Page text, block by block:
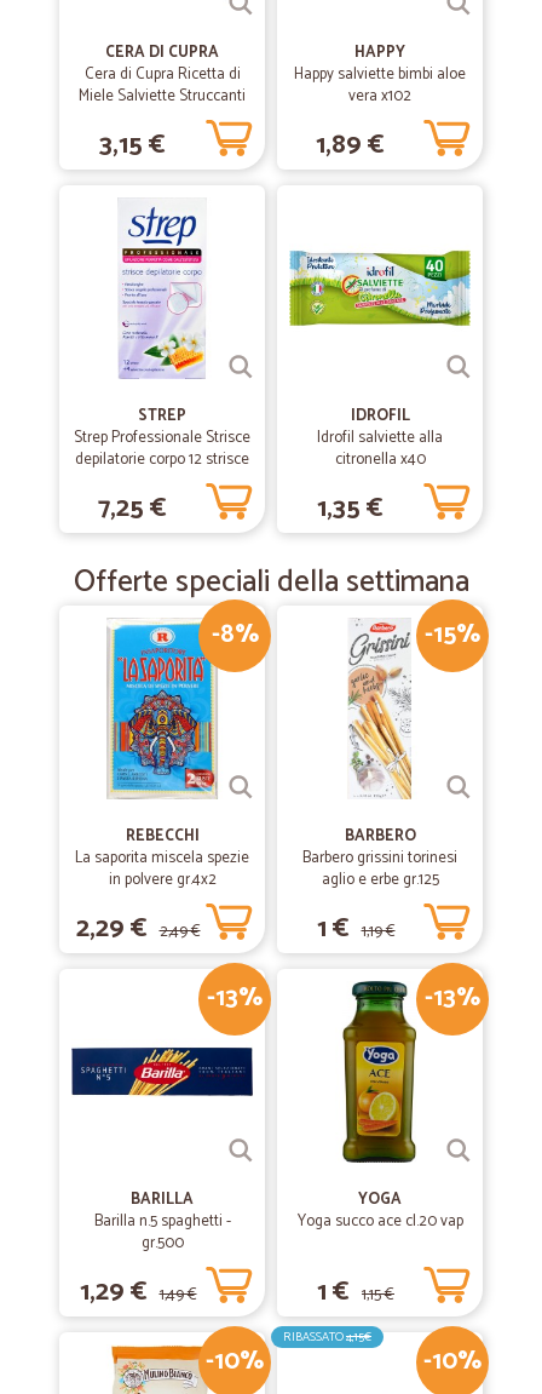
CERA DI CUPRA
Cera di Cupra Ricetta di
Miele Salviette Struccanti
Viso e Occhi 20 pz.
3,15 €
HAPPY
Happy salviette bimbi aloe
vera x102
1,89 €
STREP
Strep Professionale Strisce
depilatorie corpo 12 strisce
+ 4 salviettine post-
epilazione
7,25 €
IDROFIL
Idrofil salviette alla
citronella x40
1,35 €
Offerte speciali della settimana
-8%
REBECCHI
La saporita miscela spezie
in polvere gr.4x2
2,29 € 2,49 €
-15%
BARBERO
Barbero grissini torinesi
aglio e erbe gr.125
1 € 1,19 €
-13%
BARILLA
Barilla n.5 spaghetti -
gr.500
1,29 € 1,49 €
-13%
YOGA
Yoga succo ace cl.20 vap
1 € 1,15 €
-10% -10%
RIBASSATO4,15€